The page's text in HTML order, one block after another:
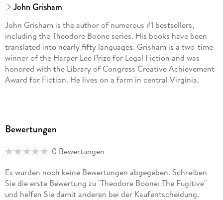
John Grisham
John Grisham is the author of numerous #1 bestsellers,
including the Theodore Boone series. His books have been
translated into nearly fifty languages. Grisham is a two-time
winner of the Harper Lee Prize for Legal Fiction and was
honored with the Library of Congress Creative Achievement
Award for Fiction. He lives on a farm in central Virginia.
Bewertungen
0 Bewertungen
Es wurden noch keine Bewertungen abgegeben. Schreiben
Sie die erste Bewertung zu "Theodore Boone: The Fugitive"
und helfen Sie damit anderen bei der Kaufentscheidung.